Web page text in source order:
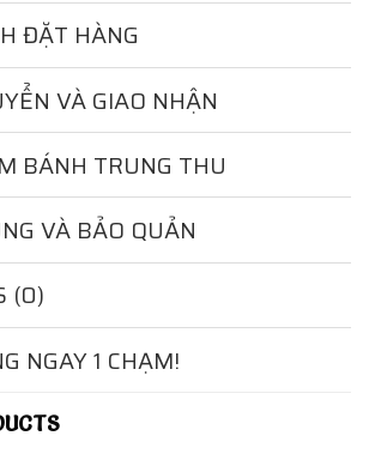
ĐẶT HÀNG
VÀ GIAO NHẬN
BÁNH TRUNG THU
VÀ BẢO QUẢN
(0)
NGAY 1 CHẠM!